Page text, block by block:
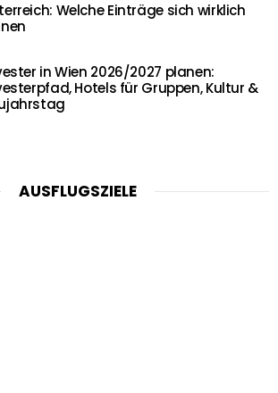
Welche Einträge sich wirklich
in Wien 2026/2027 planen:
Hotels für Gruppen, Kultur &
AUSFLUGSZIELE